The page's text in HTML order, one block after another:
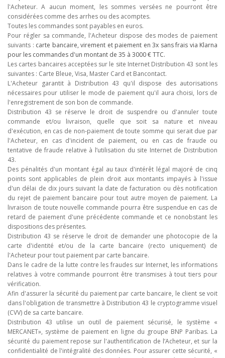
l'Acheteur. A aucun moment, les sommes versées ne pourront être
considérées comme des arrhes ou des acomptes.
Toutes les commandes sont payables en euros.
Pour régler sa commande, l'Acheteur dispose des modes de paiement
suivants : carte bancaire, virement et paiement en 3x sans frais via Klarna
pour les commandes d'un montant de 35 à 3000 € TTC.
Les cartes bancaires acceptées sur le site Internet Distribution 43 sont les
suivantes : Carte Bleue, Visa, Master Card et Bancontact.
L'Acheteur garantit à Distribution 43 qu'il dispose des autorisations
nécessaires pour utiliser le mode de paiement qu'il aura choisi, lors de
l'enregistrement de son bon de commande.
Distribution 43 se réserve le droit de suspendre ou d'annuler toute
commande et/ou livraison, quelle que soit sa nature et niveau
d'exécution, en cas de non-paiement de toute somme qui serait due par
l'Acheteur, en cas d'incident de paiement, ou en cas de fraude ou
tentative de fraude relative à l’utilisation du site Internet de Distribution
43.
Des pénalités d'un montant égal au taux d'intérêt légal majoré de cinq
points sont applicables de plein droit aux montants impayés à l'issue
d'un délai de dix jours suivant la date de facturation ou dès notification
du rejet de paiement bancaire pour tout autre moyen de paiement. La
livraison de toute nouvelle commande pourra être suspendue en cas de
retard de paiement d'une précédente commande et ce nonobstant les
dispositions des présentes.
Distribution 43 se réserve le droit de demander une photocopie de la
carte d'identité et/ou de la carte bancaire (recto uniquement) de
l'Acheteur pour tout paiement par carte bancaire.
Dans le cadre de la lutte contre les fraudes sur Internet, les informations
relatives à votre commande pourront être transmises à tout tiers pour
vérification.
Afin d'assurer la sécurité du paiement par carte bancaire, le client se voit
dans l'obligation de transmettre à Distribution 43 le cryptogramme visuel
(CVV) de sa carte bancaire.
Distribution 43 utilise un outil de paiement sécurisé, le système «
MERCANET», système de paiement en ligne du groupe BNP Paribas. La
sécurité du paiement repose sur l'authentification de l’Acheteur, et sur la
confidentialité de l'intégralité des données. Pour assurer cette sécurité, «